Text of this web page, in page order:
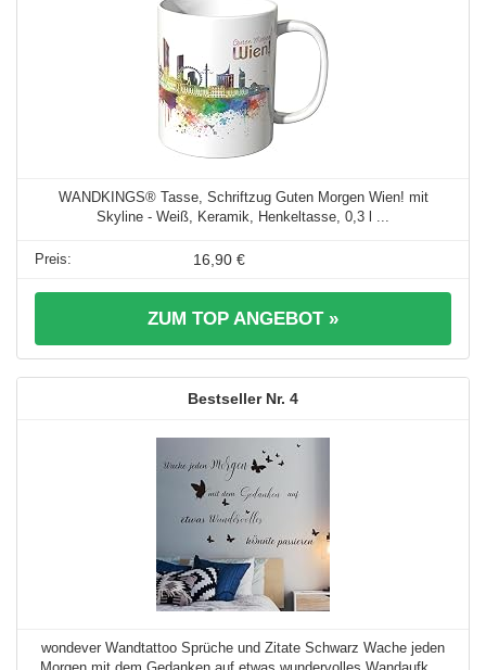
WANDKINGS® Tasse, Schriftzug Guten Morgen Wien! mit
Skyline - Weiß, Keramik, Henkeltasse, 0,3 l ...
16,90 €
ZUM TOP ANGEBOT »
4
wondever Wandtattoo Sprüche und Zitate Schwarz Wache jeden